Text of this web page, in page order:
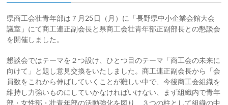
県商工会壮青年部は７月25日（月）に「長野県中小企業会館大会
議室」にて商工連正副会長と県商工会壮青年部正副部長との懇談会
を開催しました。
懇談会ではテーマを２つ設け、ひとつ目のテーマ「商工会の未来に
向けて」と題し意見交換をいたしました。商工連正副会長から「会
員数をこれから伸ばしていくことが難しい中で、今後商工会組織を
維持し力強いものにしていかなければいけない、まず組織内で青年
部・女性部・壮青年部の活動強化を図り、３つの柱として組織の中